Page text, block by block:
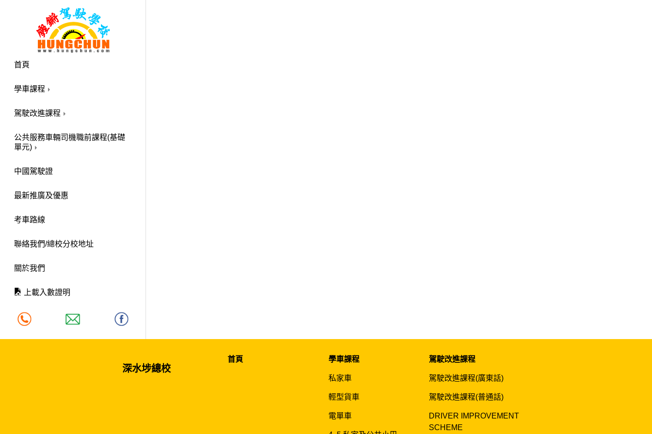
首頁
學車課程
駕駛改進課程
公共服務車輛司機職前課程(基礎
單元)
中國駕駛證
最新推廣及優惠
考車路線
聯絡我們/總校分校地址
關於我們
上載入數證明
深水埗總校
首頁 學車課程
私家車
輕型貨車
電單車
駕駛改進課程
駕駛改進課程(廣東話)
駕駛改進課程(普通話)
DRIVER IMPROVEMENT
SCHEME